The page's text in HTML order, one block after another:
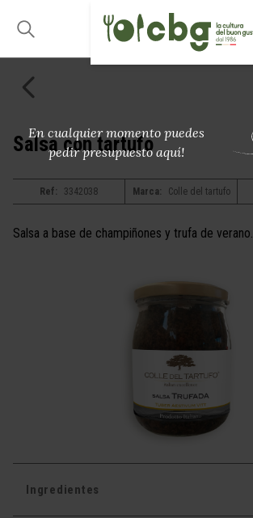
En cualquier momento puedes
pedir presupuesto aquí!
Salsa con tartufo
Ref: 3342038 Marca: Colle del tartufo
Salsa a base de champiñones y trufa de verano.
Ingredientes